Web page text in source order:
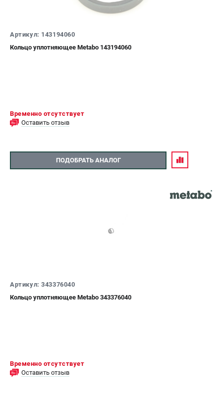
Артикул: 143194060
Кольцо уплотняющее Metabo 143194060
Временно отсутствует
Оставить отзыв
ПОДОБРАТЬ АНАЛОГ
Артикул: 343376040
Кольцо уплотняющее Metabo 343376040
Временно отсутствует
Оставить отзыв